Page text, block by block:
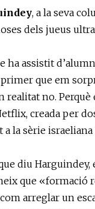
, a la seva
dels jueus
ha assistit
que em
no. Perquè
creada per
la sèrie
diu
que «formació
com arreglar un